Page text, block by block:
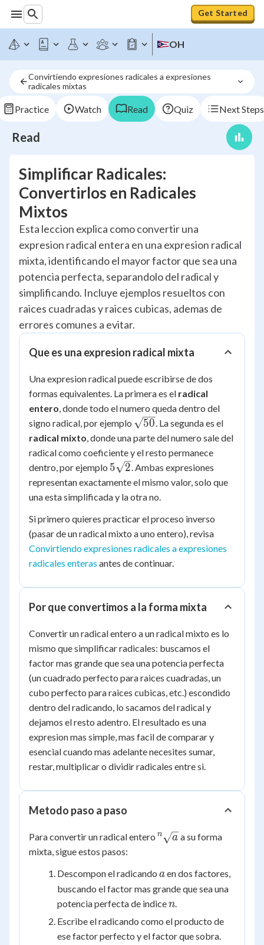
Get Started
OH
Convirtiendo expresiones radicales a expresiones
radicales mixtas
Practice Watch Read Quiz Next Steps
Read
Simplificar Radicales:
Convertirlos en Radicales
Mixtos
Esta leccion explica como convertir una
expresion radical entera en una expresion radical
mixta, identificando el mayor factor que sea una
potencia perfecta, separandolo del radical y
simplificando. Incluye ejemplos resueltos con
raices cuadradas y raices cubicas, ademas de
errores comunes a evitar.
Que es una expresion radical mixta
Una expresion radical puede escribirse de dos
formas equivalentes. La primera es el radical
entero, donde todo el numero queda dentro del
signo radical, por ejemplo \sqrt{50}
50. La segunda es el
radical mixto, donde una parte del numero sale del
radical como coeficiente y el resto permanece
dentro, por ejemplo 5\sqrt{2}
5 2. Ambas expresiones
representan exactamente el mismo valor, solo que
una esta simplificada y la otra no.
Si primero quieres practicar el proceso inverso
(pasar de un radical mixto a uno entero), revisa
Convirtiendo expresiones radicales a expresiones
radicales enteras antes de continuar.
Por que convertimos a la forma mixta
Convertir un radical entero a un radical mixto es lo
mismo que simplificar radicales: buscamos el
factor mas grande que sea una potencia perfecta
(un cuadrado perfecto para raices cuadradas, un
cubo perfecto para raices cubicas, etc.) escondido
dentro del radicando, lo sacamos del radical y
dejamos el resto adentro. El resultado es una
expresion mas simple, mas facil de comparar y
esencial cuando mas adelante necesites sumar,
restar, multiplicar o dividir radicales entre si.
Metodo paso a paso
Para convertir un radical entero {^n}\sqrt{a}
n a a su forma
mixta, sigue estos pasos:
Descompon el radicando a
aen dos factores,
buscando el factor mas grande que sea una
potencia perfecta de indicen
n.
Escribe el radicando como el producto de
ese factor perfecto y el factor que sobra.